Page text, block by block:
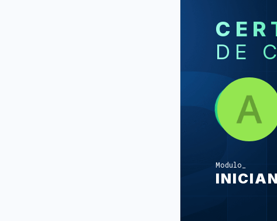
DE
Modulo